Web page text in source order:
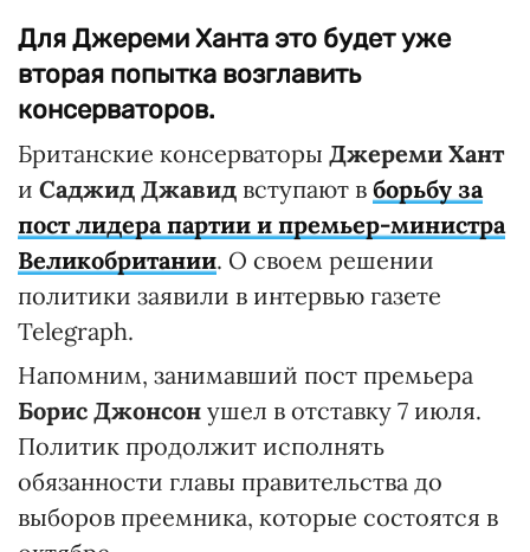
Для Джереми Ханта это будет уже
вторая попытка возглавить
консерваторов.
Британские консерваторы Джереми Хант
и Саджид Джавид вступают в борьбу за
пост лидера партии и премьер-министра
Великобритании. О своем решении
политики заявили в интервью газете
Telegraph.
Напомним, занимавший пост премьера
Борис Джонсон ушел в отставку 7 июля.
Политик продолжит исполнять
обязанности главы правительства до
выборов преемника, которые состоятся в